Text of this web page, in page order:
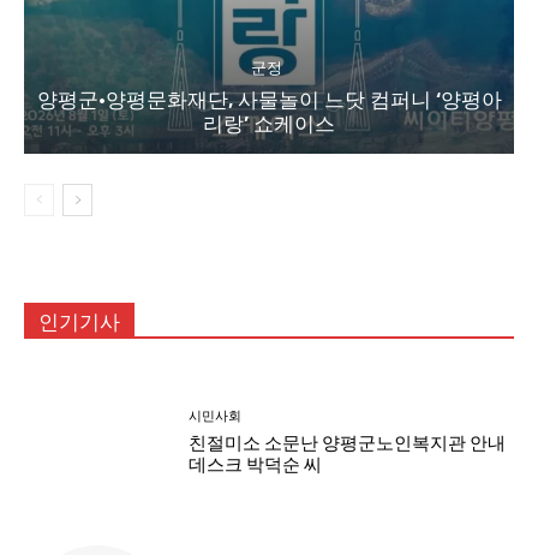
군정
양평군·양평문화재단, 사물놀이 느닷 컴퍼니 ‘양평아
리랑’ 쇼케이스
인기기사
시민사회
친절미소 소문난 양평군노인복지관 안내
데스크 박덕순 씨